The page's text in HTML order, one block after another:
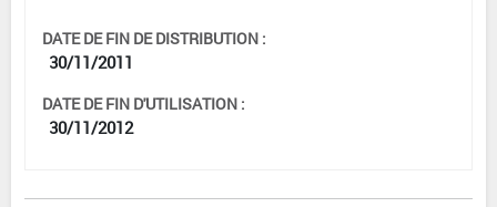
DATE DE FIN DE DISTRIBUTION :
30/11/2011
DATE DE FIN D'UTILISATION :
30/11/2012